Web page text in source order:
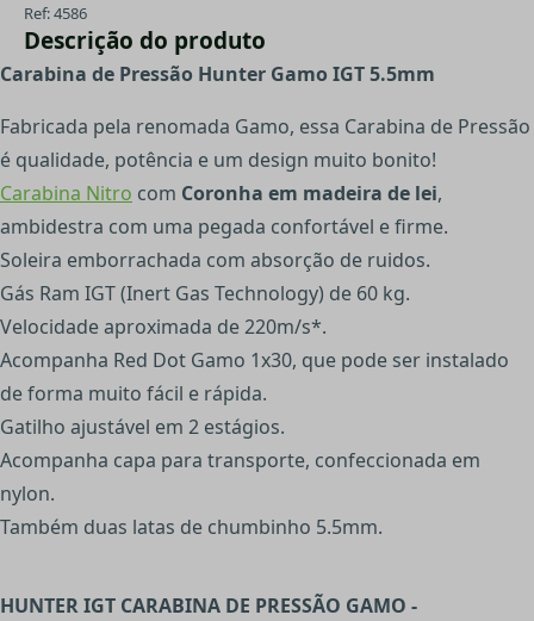
Ref: 4586
Descrição do produto
Carabina de Pressão Hunter Gamo IGT 5.5mm
Fabricada pela renomada Gamo, essa Carabina de Pressão
é qualidade, potência e um design muito bonito!
Carabina Nitro com Coronha em madeira de lei,
ambidestra com uma pegada confortável e firme.
Soleira emborrachada com absorção de ruidos.
Gás Ram IGT (Inert Gas Technology) de 60 kg.
Velocidade aproximada de 220m/s*.
Acompanha Red Dot Gamo 1x30, que pode ser instalado
de forma muito fácil e rápida.
Gatilho ajustável em 2 estágios.
Acompanha capa para transporte, confeccionada em
nylon.
Também duas latas de chumbinho 5.5mm.
HUNTER IGT CARABINA DE PRESSÃO GAMO -